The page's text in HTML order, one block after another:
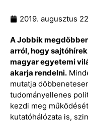
2019. augusztus
A Jobbik
arról, hogy
magyar egyetemi
akarja rendelni.
mutatja
tudományellenes
kezdi meg
kutatóhálózata is,